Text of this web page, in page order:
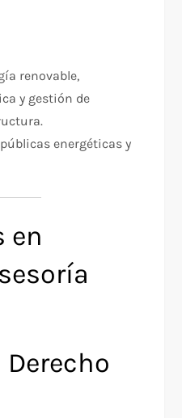
renovable,
y gestión de
energéticas y
en